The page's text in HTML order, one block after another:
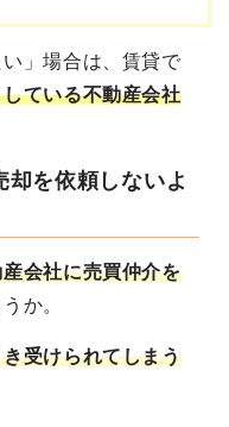
」場合は、賃貸で
ている不動産会社
を依頼しないよ
会社に売買仲介を
か。
受けられてしまう